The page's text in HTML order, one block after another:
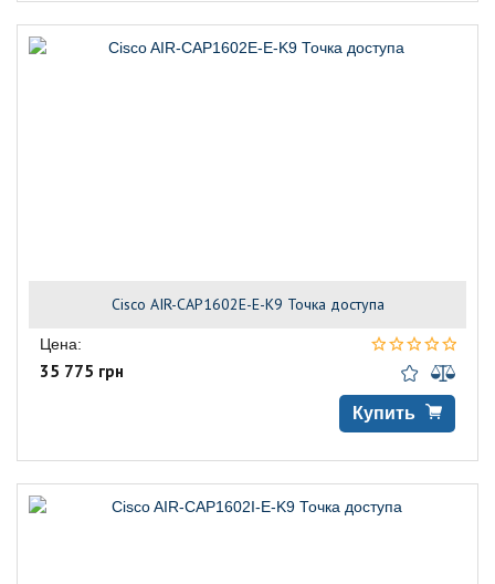
Cisco AIR-CAP1602E-E-K9 Точка доступа
Цена:
35 775 грн
Купить